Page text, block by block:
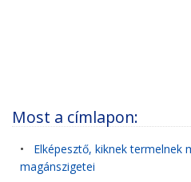
Most a címlapon:
• Elképesztő, kiknek termelnek
magánszigetei